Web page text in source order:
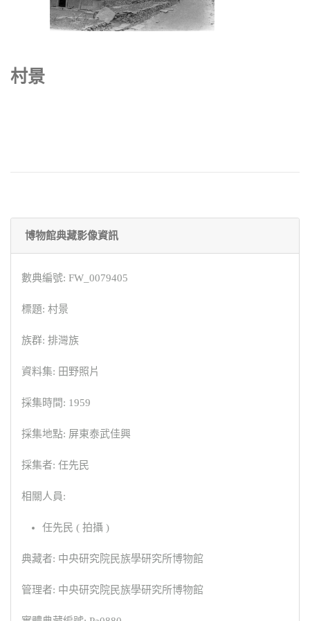
村景
博物館典藏影像資訊
數典編號: FW_0079405
標題: 村景
族群: 排灣族
資料集: 田野照片
採集時間: 1959
採集地點: 屏東泰武佳興
採集者: 任先民
相關人員:
任先民 ( 拍攝 )
典藏者: 中央研究院民族學研究所博物館
管理者: 中央研究院民族學研究所博物館